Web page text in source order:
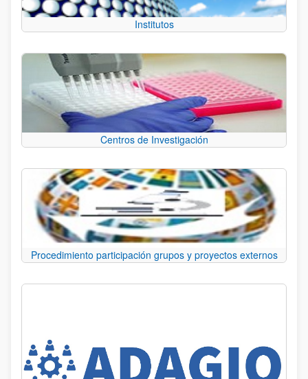
Institutos
Centros de Investigación
Procedimiento participación grupos y proyectos externos